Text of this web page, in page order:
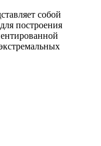
собой
построения